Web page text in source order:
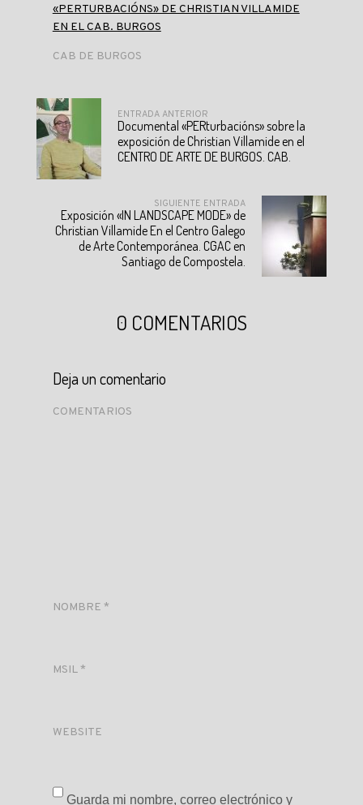
«PERTURBACIÓNS» DE CHRISTIAN VILLAMIDE
EN EL CAB. BURGOS
CAB DE BURGOS
ENTRADA ANTERIOR
Documental «PERturbacións» sobre la
exposición de Christian Villamide en el
CENTRO DE ARTE DE BURGOS. CAB.
SIGUIENTE ENTRADA
Exposición «IN LANDSCAPE MODE» de
Christian Villamide En el Centro Galego
de Arte Contemporánea. CGAC en
Santiago de Compostela.
0 COMENTARIOS
Deja un comentario
COMENTARIOS
NOMBRE *
MSIL *
WEBSITE
Guarda mi nombre, correo electrónico y